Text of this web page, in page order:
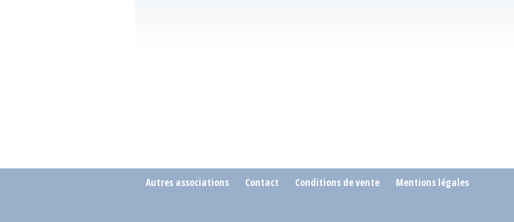
Autres associations Contact Conditions de vente Mentions légales